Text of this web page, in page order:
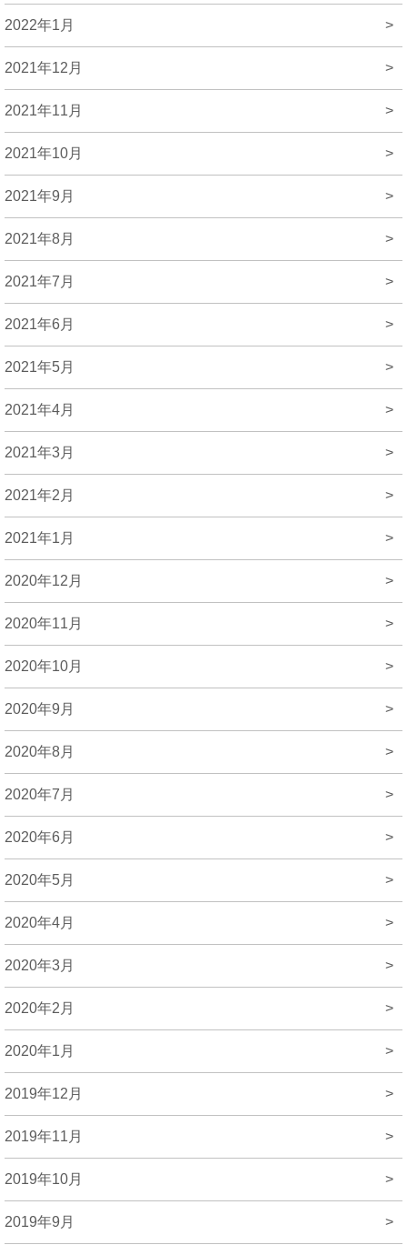
2022年1月 >
2021年12月 >
2021年11月 >
2021年10月 >
2021年9月 >
2021年8月 >
2021年7月 >
2021年6月 >
2021年5月 >
2021年4月 >
2021年3月 >
2021年2月 >
2021年1月 >
2020年12月 >
2020年11月 >
2020年10月 >
2020年9月 >
2020年8月 >
2020年7月 >
2020年6月 >
2020年5月 >
2020年4月 >
2020年3月 >
2020年2月 >
2020年1月 >
2019年12月 >
2019年11月 >
2019年10月 >
2019年9月 >